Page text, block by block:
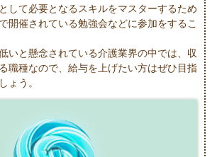
して必要となるスキルをマスターするため
開催されている勉強会などに参加をするこ
いと懸念されている介護業界の中では、収
職種なので、給与を上げたい方はぜひ目指
ょう。